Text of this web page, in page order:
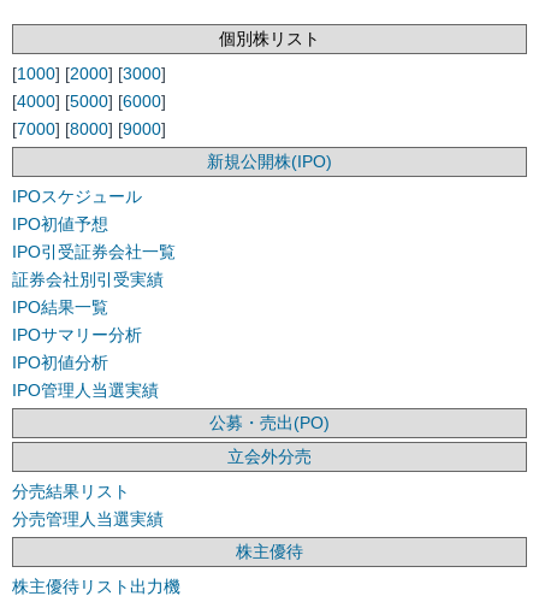
個別株リスト
[1000] [2000] [3000]
[4000] [5000] [6000]
[7000] [8000] [9000]
新規公開株(IPO)
IPOスケジュール
IPO初値予想
IPO引受証券会社一覧
証券会社別引受実績
IPO結果一覧
IPOサマリー分析
IPO初値分析
IPO管理人当選実績
公募・売出(PO)
立会外分売
分売結果リスト
分売管理人当選実績
株主優待
株主優待リスト出力機